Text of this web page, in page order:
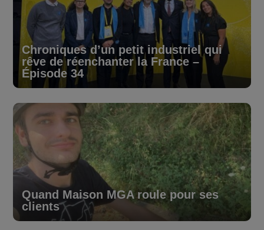
Chroniques d’un petit industriel qui
rêve de réenchanter la France –
Épisode 34
Quand Maison MGA roule pour ses
clients